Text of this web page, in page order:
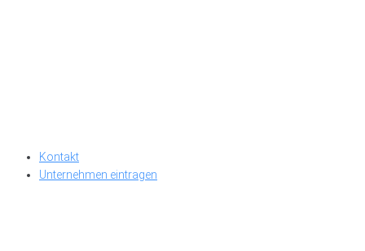
Kontakt
Unternehmen eintragen